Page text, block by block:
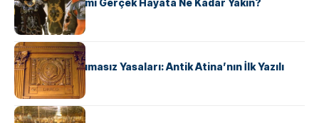
KÜLTÜR
Draco’nun Acımasız Yasaları: Antik Atina’nın İlk Yazılı
Hukuk Kodu
KÜLTÜR